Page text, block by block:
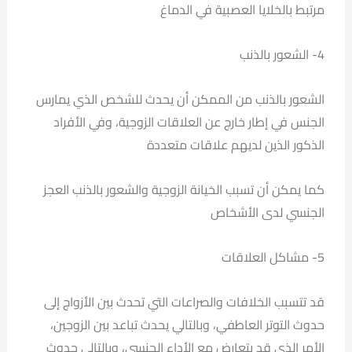
مرتبط بالخلايا العصبية في الدماغ
4- الشعور بالذنب
الشعور بالذنب من الممكن أن يحدث للشخص الذي يمارس
الجنس في إطار خارج عن العلاقات الزوجية، وفي الأفراد
الذكور الذين لديهم علاقات متعددة
كما يمكن أن تسبب الخيانة الزوجية والشعور بالذنب العجز
الجنسي لدى الأشخاص
5- مشاكل العلاقات
قد تتسبب الخلافات والصراعات التي تحدث بين الأزواج إلى
حدوث التوتر العاطفي، وبالتالي يحدث تباعد بين الزوجين،
الأمر الذي قد يتعارض مع الأداء الجنسي، وبالتالي حدوث